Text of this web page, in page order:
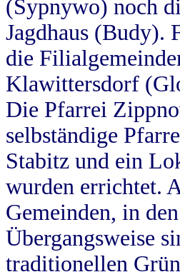
(Sypnywo) noch
Jagdhaus (Budy).
die
Klawittersdorf
Die Pfarrei
selbständige
Stabitz und ein
wurden errichtet.
Gemeinden, in
Übergangsweise
traditionellen